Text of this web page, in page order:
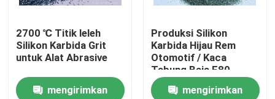
Hubungi Kami
Berita
2700 ℃ Titik leleh
Silikon Karbida Grit
untuk Alat Abrasive
mengirimkan
Produksi Silikon
Karbida Hijau Rem
Otomotif / Kaca
Tabung Baja F80
mengirimkan